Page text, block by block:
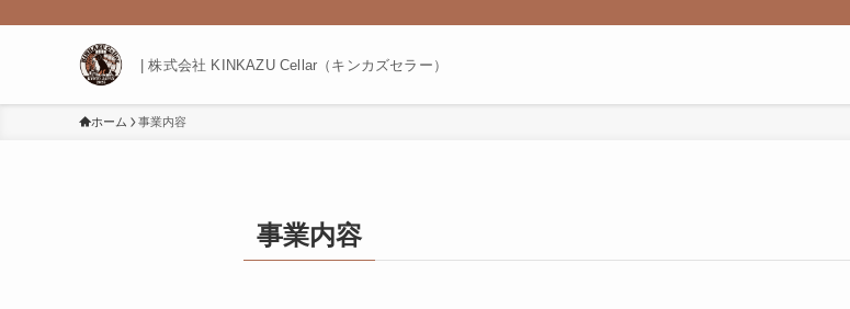
| 株式会社 KINKAZU Cellar（キンカズセラー）
ホーム 事業内容
事業内容